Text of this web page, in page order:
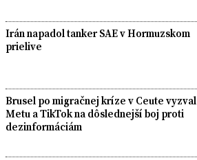
Irán napadol tanker SAE v Hormuzskom
prielive
Brusel po migračnej kríze v Ceute vyzval
Metu a TikTok na dôslednejší boj proti
dezinformáciám